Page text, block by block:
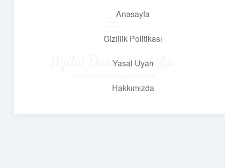
Anasayfa
Gizlilik Politikası
Yasal Uyarı
Hakkımızda
Dijital Dünya Günlüğü